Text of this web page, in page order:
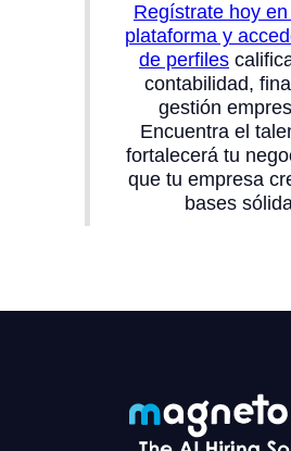
Regístrate hoy en
plataforma y
de perfiles
contabilidad,
gestión
Encuentra el
fortalecerá tu
que tu empresa
bases